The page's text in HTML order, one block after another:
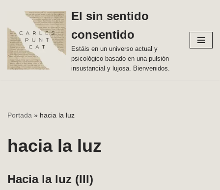
Vés
al
contingut
El sin sentido
consentido
Estáis en un universo actual y
psicológico basado en una pulsión
insustancial y lujosa. Bienvenidos.
Portada » hacia la luz
hacia la luz
Hacia la luz (III)